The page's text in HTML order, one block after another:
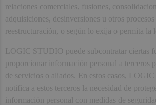
relaciones comerciales, fusiones,
adquisiciones, desinversiones u otros procesos
reestructuración, o según lo exija o permita la
LOGIC STUDIO puede subcontratar ciertas
proporcionar información personal a terceros
de servicios o aliados. En estos casos,
notifica a estos terceros la necesidad de
información personal con medidas de